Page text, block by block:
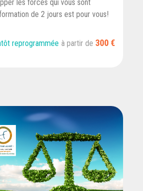
les forces qui vous sont
de 2 jours est pour vous!
reprogrammée à partir de 300 €